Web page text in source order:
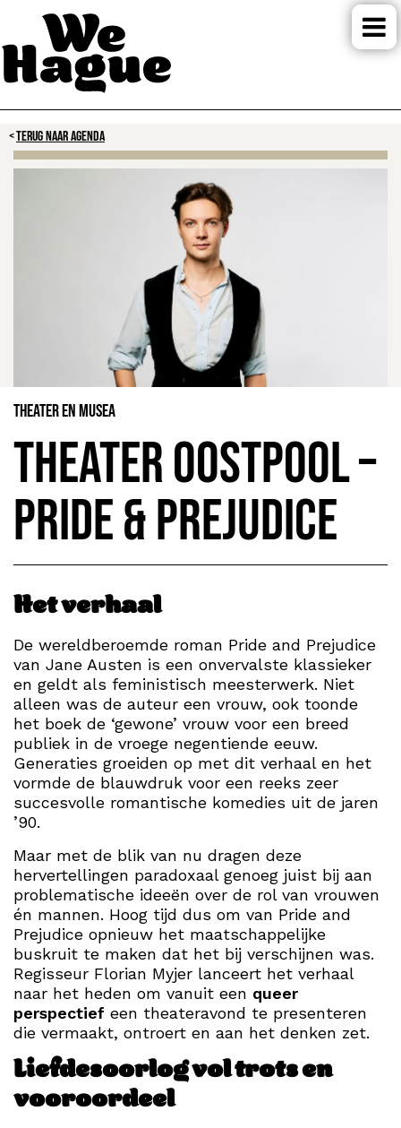
TERUG NAAR AGENDA
Theater en Musea
Theater Oostpool –
Pride & Prejudice
Het verhaal
De wereldberoemde roman Pride and Prejudice
van Jane Austen is een onvervalste klassieker
en geldt als feministisch meesterwerk. Niet
alleen was de auteur een vrouw, ook toonde
het boek de ‘gewone’ vrouw voor een breed
publiek in de vroege negentiende eeuw.
Generaties groeiden op met dit verhaal en het
vormde de blauwdruk voor een reeks zeer
succesvolle romantische komedies uit de jaren
’90.
Maar met de blik van nu dragen deze
hervertellingen paradoxaal genoeg juist bij aan
problematische ideeën over de rol van vrouwen
én mannen. Hoog tijd dus om van Pride and
Prejudice opnieuw het maatschappelijke
buskruit te maken dat het bij verschijnen was.
Regisseur Florian Myjer lanceert het verhaal
naar het heden om vanuit een queer
perspectief een theateravond te presenteren
die vermaakt, ontroert en aan het denken zet.
Liefdesoorlog vol trots en
vooroordeel